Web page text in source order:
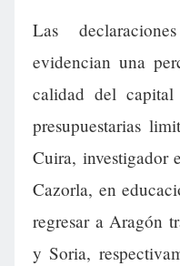
Las
evidencian una
calidad del capital
presupuestarias
Cuira, investigador
Cazorla, en
regresar a Aragón
y Soria,